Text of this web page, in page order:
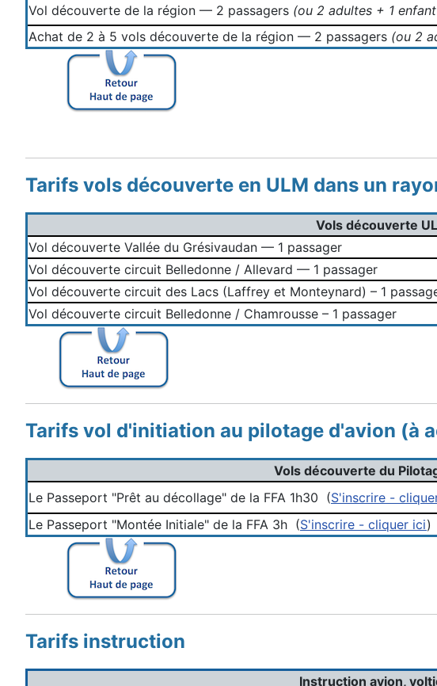
Vol découverte de la région — 2 passagers (ou 2 adultes + 1
Achat de 2 à 5 vols découverte de la région — 2 passagers (ou 2
Tarifs vols découverte en ULM dans un
Vols découverte
Vol découverte Vallée du Grésivaudan — 1 passager
Vol découverte circuit Belledonne / Allevard — 1 passager
Vol découverte circuit des Lacs (Laffrey et Monteynard) – 1
Vol découverte circuit Belledonne / Chamrousse – 1 passager
Tarifs vol d'initiation au pilotage d'avion (à
Vols découverte du
Le Passeport "Prêt au décollage" de la FFA 1h30 (S'inscrire -
Le Passeport "Montée Initiale" de la FFA 3h (S'inscrire - cliquer ici)
Tarifs instruction
Instruction avion,